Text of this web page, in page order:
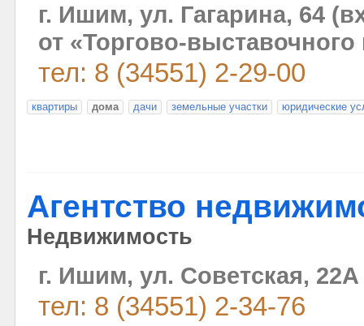
г. Ишим, ул. Гагарина, 64
от «Торгово-выставочного
тел: 8 (34551) 2-29-00
квартиры дома дачи земельные участки юридические
Агентство
Недвижимость
г. Ишим, ул. Советская, 22А
тел: 8 (34551) 2-34-76